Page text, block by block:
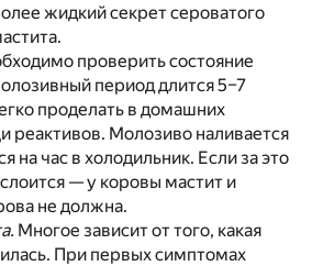
жидкий секрет сероватого
проверить состояние
период длится 5–7
проделать в домашних
реактивов. Молозиво наливается
на час в холодильник. Если за это
— у коровы мастит и
не должна.
Многое зависит от того, какая
При первых симптомах